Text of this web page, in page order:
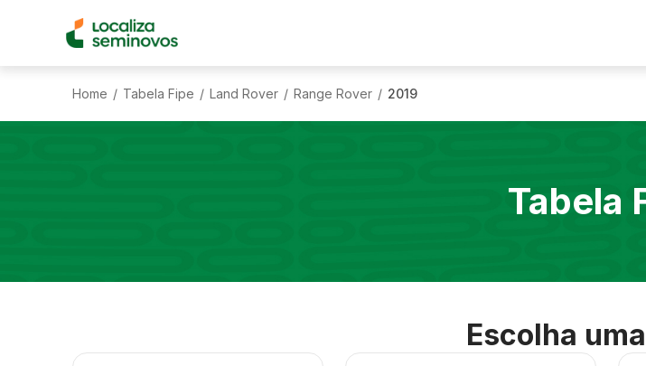
Home / Tabela Fipe / Land Rover / Range Rover / 2019
Tabela
Escolha